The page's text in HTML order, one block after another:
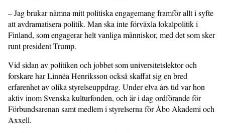
– Jag brukar nämna mitt politiska engagemang framför allt i syfte
att avdramatisera politik. Man ska inte förväxla lokalpolitik i
Finland, som engagerar helt vanliga människor, med det som sker
runt president Trump.
Vid sidan av politiken och jobbet som universitetslektor och
forskare har Linnéa Henriksson också skaffat sig en bred
erfarenhet av olika styrelseuppdrag. Under elva års tid var hon
aktiv inom Svenska kulturfonden, och är i dag ordförande för
Förbundsarenan samt medlem i styrelserna för Åbo Akademi och
Axxell.